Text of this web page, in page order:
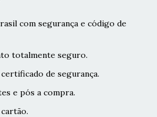
com segurança e código de
totalmente seguro.
de segurança.
e pós a compra.